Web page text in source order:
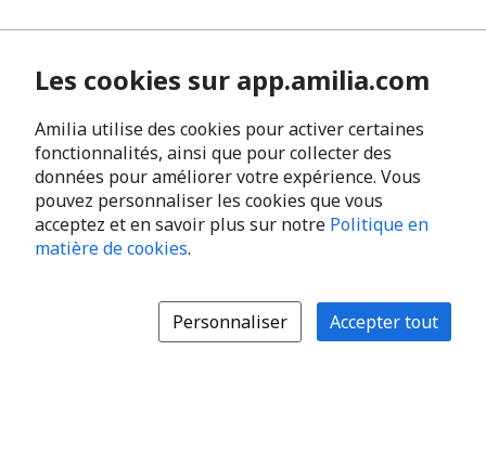
Les cookies sur app.amilia.com
Amilia utilise des cookies pour activer certaines
fonctionnalités, ainsi que pour collecter des
données pour améliorer votre expérience. Vous
pouvez personnaliser les cookies que vous
acceptez et en savoir plus sur notre Politique en
matière de cookies.
Personnaliser Accepter tout